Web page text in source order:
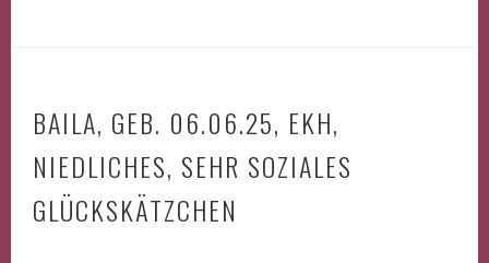
BAILA, GEB. 06.06.25, EKH,
NIEDLICHES, SEHR SOZIALES
GLÜCKSKÄTZCHEN